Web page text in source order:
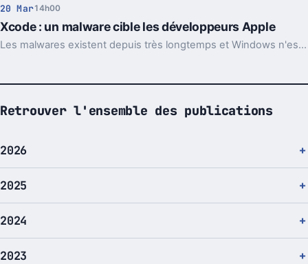
20 Mar14h00
Xcode : un malware cible les développeurs Apple
Les malwares existent depuis très longtemps et Windows n'est pas le seul système d'exploitation touché. Sur l'écosystème Apple, ceux-ci pullulent aussi. Un nouveau cible le logiciel de développement Xcode.
Retrouver l'ensemble des publications
2026
2025
2024
2023